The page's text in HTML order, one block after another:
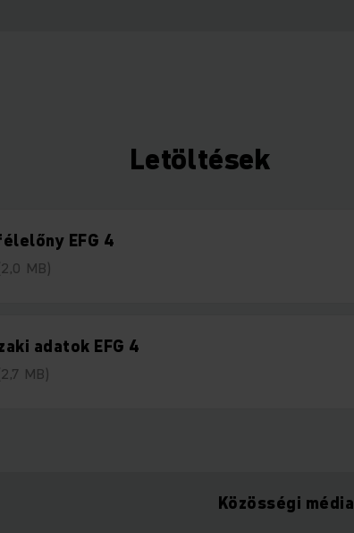
Letöltések
EFG 4
MB)
adatok EFG 4
MB)
Közösségi média